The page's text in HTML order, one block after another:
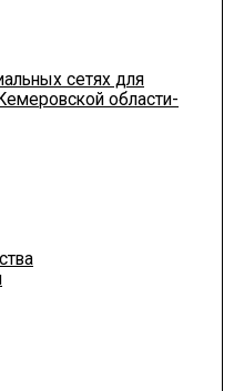
сетях для
области-